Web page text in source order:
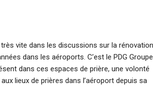
vite dans les discussions sur la rénovation
dans les aéroports. C’est le PDG Groupe
dans ces espaces de prière, une volonté
lieux de prières dans l’aéroport depuis sa